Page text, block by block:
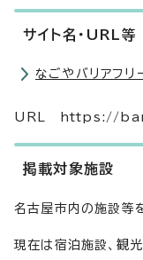
サイト名・URL等
なごやバリアフリ
URL https://
掲載対象施設
名古屋市内の施設等
現在は宿泊施設、観